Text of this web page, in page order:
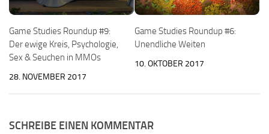
Game Studies Roundup #9:
Der ewige Kreis, Psychologie,
Sex & Seuchen in MMOs
28. NOVEMBER 2017
Game Studies Roundup #6:
Unendliche Weiten
10. OKTOBER 2017
SCHREIBE EINEN KOMMENTAR